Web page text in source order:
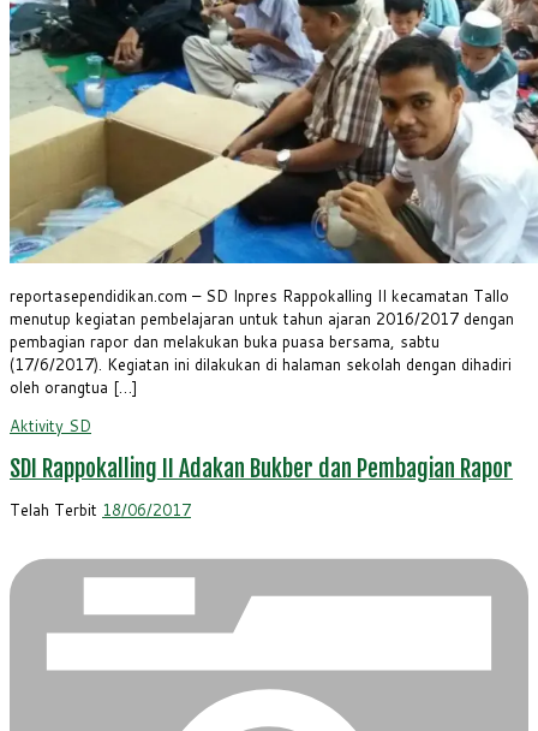
reportasependidikan.com – SD Inpres Rappokalling II kecamatan Tallo
menutup kegiatan pembelajaran untuk tahun ajaran 2016/2017 dengan
pembagian rapor dan melakukan buka puasa bersama, sabtu
(17/6/2017). Kegiatan ini dilakukan di halaman sekolah dengan dihadiri
oleh orangtua […]
Aktivity SD
SDI Rappokalling II Adakan Bukber dan Pembagian Rapor
Telah Terbit 18/06/2017